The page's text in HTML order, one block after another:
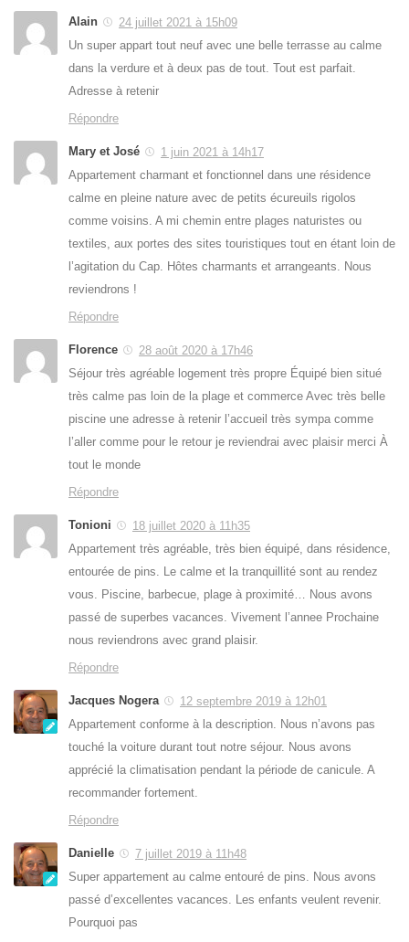
Alain
24 juillet 2021 à 15h09
Un super appart tout neuf avec une belle terrasse au calme
dans la verdure et à deux pas de tout. Tout est parfait.
Adresse à retenir
Répondre
Mary et José
1 juin 2021 à 14h17
Appartement charmant et fonctionnel dans une résidence
calme en pleine nature avec de petits écureuils rigolos
comme voisins. A mi chemin entre plages naturistes ou
textiles, aux portes des sites touristiques tout en étant loin de
l’agitation du Cap. Hôtes charmants et arrangeants. Nous
reviendrons !
Répondre
Florence
28 août 2020 à 17h46
Séjour très agréable logement très propre Équipé bien situé
très calme pas loin de la plage et commerce Avec très belle
piscine une adresse à retenir l’accueil très sympa comme
l’aller comme pour le retour je reviendrai avec plaisir merci À
tout le monde
Répondre
Tonioni
18 juillet 2020 à 11h35
Appartement très agréable, très bien équipé, dans résidence,
entourée de pins. Le calme et la tranquillité sont au rendez
vous. Piscine, barbecue, plage à proximité… Nous avons
passé de superbes vacances. Vivement l’annee Prochaine
nous reviendrons avec grand plaisir.
Répondre
Jacques Nogera
12 septembre 2019 à 12h01
Appartement conforme à la description. Nous n’avons pas
touché la voiture durant tout notre séjour. Nous avons
apprécié la climatisation pendant la période de canicule. A
recommander fortement.
Répondre
Danielle
7 juillet 2019 à 11h48
Super appartement au calme entouré de pins. Nous avons
passé d’excellentes vacances. Les enfants veulent revenir.
Pourquoi pas